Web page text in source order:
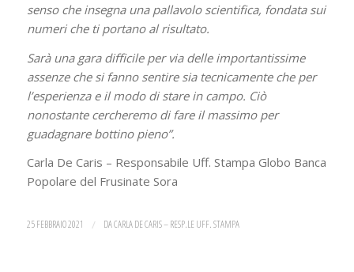
senso che insegna una pallavolo scientifica, fondata sui
numeri che ti portano al risultato.
Sarà una gara difficile per via delle importantissime
assenze che si fanno sentire sia tecnicamente che per
l’esperienza e il modo di stare in campo. Ciò
nonostante cercheremo di fare il massimo per
guadagnare bottino pieno”.
Carla De Caris – Responsabile Uff. Stampa Globo Banca
Popolare del Frusinate Sora
25 FEBBRAIO 2021 / DACARLA DE CARIS – RESP.LE UFF. STAMPA